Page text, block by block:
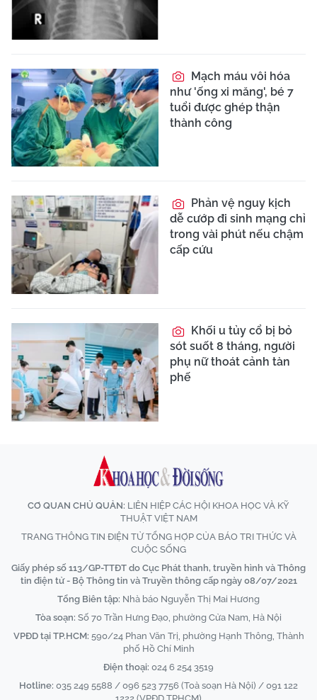
Mạch máu vôi hóa
như 'ống xi măng', bé 7
tuổi được ghép thận
thành công
Phản vệ nguy kịch
dễ cướp đi sinh mạng chỉ
trong vài phút nếu chậm
cấp cứu
Khối u tủy cổ bị bỏ
sót suốt 8 tháng, người
phụ nữ thoát cảnh tàn
phế
CƠ QUAN CHỦ QUẢN: LIÊN HIỆP CÁC HỘI KHOA HỌC VÀ KỸ
THUẬT VIỆT NAM
TRANG THÔNG TIN ĐIỆN TỬ TỔNG HỢP CỦA BÁO TRI THỨC VÀ
CUỘC SỐNG
Giấy phép số 113/GP-TTĐT do Cục Phát thanh, truyền hình và Thông
tin điện tử - Bộ Thông tin và Truyền thông cấp ngày 08/07/2021
Tổng Biên tập: Nhà báo Nguyễn Thị Mai Hương
Tòa soạn: Số 70 Trần Hưng Đạo, phường Cửa Nam, Hà Nội
VPĐD tại TP.HCM: 590/24 Phan Văn Trị, phường Hạnh Thông, Thành
phố Hồ Chí Minh
Điện thoại: 024 6 254 3519
Hotline: 035 249 5588 / 096 523 7756 (Toà soạn Hà Nội) / 091 122